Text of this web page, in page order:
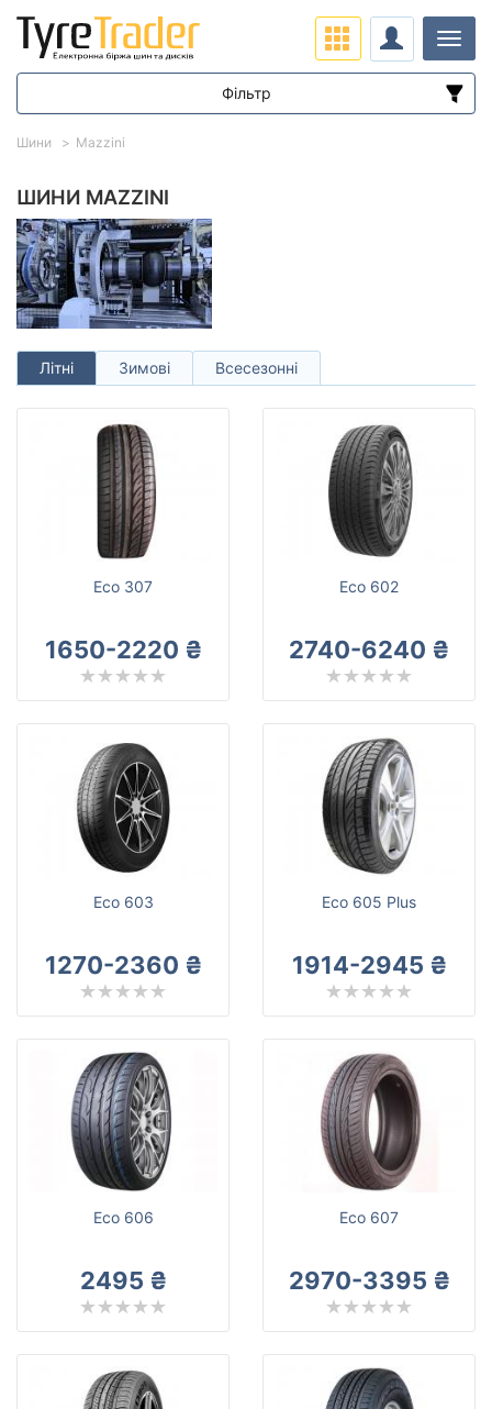
ШИНИ MAZZINI
Літні Зимові Всесезонні
Eco 307
1650-2220 ₴
Eco 602
2740-6240 ₴
Eco 603
1270-2360 ₴
Eco 605 Plus
1914-2945 ₴
Eco 606
2495 ₴
Eco 607
2970-3395 ₴
Шини Mazzini
Фільтр
Діапазон цін
Підбір за параметрами
Сезон
Скинути Підібрати